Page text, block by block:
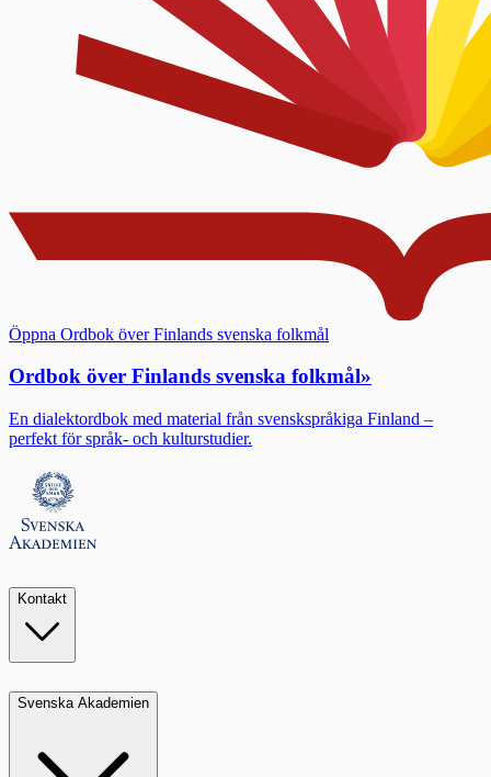
Öppna Ordbok över Finlands svenska folkmål
Ordbok över Finlands svenska folkmål»
En dialektordbok med material från svenskspråkiga Finland –
perfekt för språk- och kulturstudier.
Kontakt
Svenska Akademien